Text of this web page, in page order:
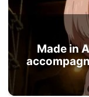
Made in